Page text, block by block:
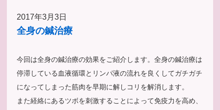
2017年3月3日
全身の鍼治療
今回は全身の鍼治療の効果をご紹介します。全身の鍼治療は
停滞している血液循環とリンパ液の流れを良くしてガチガチ
になってしまった筋肉を早期に解しコリを解消します。
また経絡にあるツボを刺激することによって免疫力を高め、